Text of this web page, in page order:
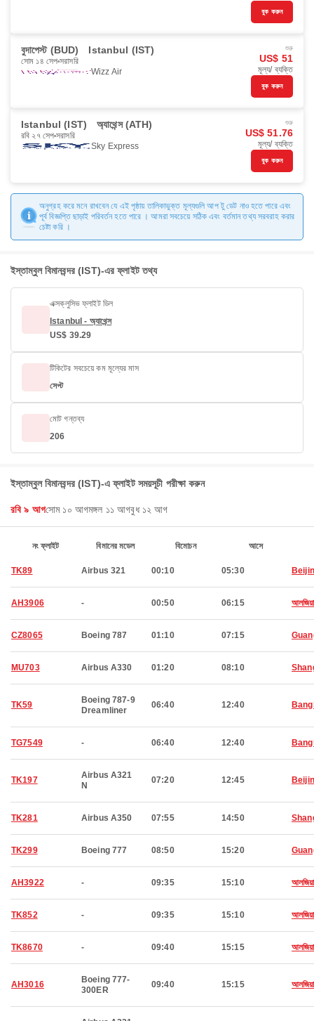
বুক করুন
বুদাপেস্ট (BUD) Istanbul (IST)
সোম ১৪ সেপ সরাসরি
Wizz Air
শুরু
US$ 51
মূল্য/ ব্যক্তি
বুক করুন
Istanbul (IST) অ্যাথেন্স (ATH)
রবি ২৭ সেপ সরাসরি
Sky Express
শুরু
US$ 51.76
মূল্য/ ব্যক্তি
বুক করুন
অনুগ্রহ করে মনে রাখবেন যে এই পৃষ্ঠায় তালিকাভুক্ত মূল্যগুলি আপ টু ডেট নাও হতে পারে এবং
পূর্ব বিজ্ঞপ্তি ছাড়াই পরিবর্তন হতে পারে । আমরা সবচেয়ে সঠিক এবং বর্তমান তথ্য সরবরাহ করার
চেষ্টা করি ।
ইস্তাম্বুল বিমানবন্দর (IST)-এর ফ্লাইট তথ্য
এক্সক্লুসিভ ফ্লাইট ডিল
Istanbul - অ্যাথেন্স
US$ 39.29
টিকিটের সবচেয়ে কম মূল্যের মাস
সেপ্ট
মোট গন্তব্য
206
ইস্তাম্বুল বিমানবন্দর (IST)-এ ফ্লাইট সময়সূচী পরীক্ষা করুন
রবি ৯ আগসোম ১০ আগমঙ্গল ১১ আগবুধ ১২ আগ
নং ফ্লাইট বিমানের মডেল বিমোচন আসে
TK89 Airbus 321 00:10 05:30
AH3906 - 00:50 06:15
CZ8065 Boeing 787 01:10 07:15
MU703 Airbus A330 01:20 08:10
TK59
Boeing 787-9
Dreamliner
06:40 12:40
TG7549 - 06:40 12:40
TK197
Airbus A321
N
07:20 12:45
TK281 Airbus A350 07:55 14:50
TK299 Boeing 777 08:50 15:20
AH3922 - 09:35 15:10
TK852 - 09:35 15:10
TK8670 - 09:40 15:15
AH3016
Boeing 777-
300ER
09:40 15:15